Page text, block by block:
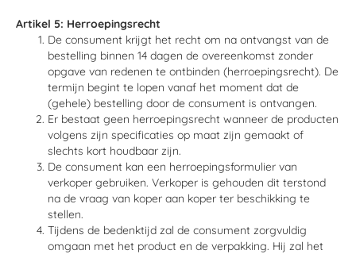
Artikel 5: Herroepingsrecht
De consument krijgt het recht om na ontvangst van de
bestelling binnen 14 dagen de overeenkomst zonder
opgave van redenen te ontbinden (herroepingsrecht). De
termijn begint te lopen vanaf het moment dat de
(gehele) bestelling door de consument is ontvangen.
Er bestaat geen herroepingsrecht wanneer de producten
volgens zijn specificaties op maat zijn gemaakt of
slechts kort houdbaar zijn.
De consument kan een herroepingsformulier van
verkoper gebruiken. Verkoper is gehouden dit terstond
na de vraag van koper aan koper ter beschikking te
stellen.
Tijdens de bedenktijd zal de consument zorgvuldig
omgaan met het product en de verpakking. Hij zal het